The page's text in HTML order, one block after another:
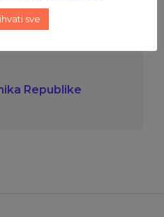
Republike
sve